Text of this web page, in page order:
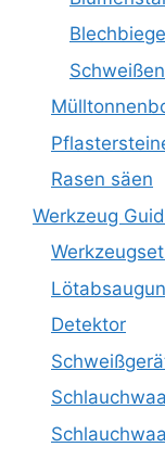
Rasen säen
Werkzeug
Detektor